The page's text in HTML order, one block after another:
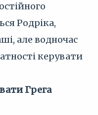
Родріка,
але водночас
керувати
Грега